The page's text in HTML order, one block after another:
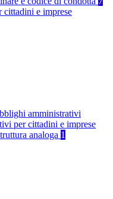
e imprese
amministrativi
per cittadini e imprese
analoga 1